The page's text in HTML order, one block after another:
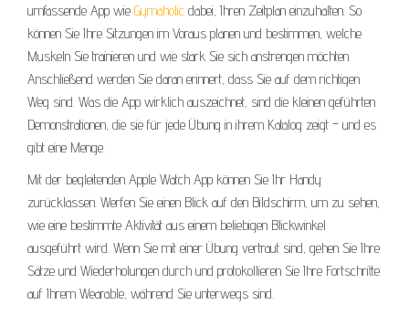
umfassende App wie Gymaholic dabei, Ihren Zeitplan einzuhalten. So
können Sie Ihre Sitzungen im Voraus planen und bestimmen, welche
Muskeln Sie trainieren und wie stark Sie sich anstrengen möchten.
Anschließend werden Sie daran erinnert, dass Sie auf dem richtigen
Weg sind. Was die App wirklich auszeichnet, sind die kleinen geführten
Demonstrationen, die sie für jede Übung in ihrem Katalog zeigt – und es
gibt eine Menge.
Mit der begleitenden Apple Watch App können Sie Ihr Handy
zurücklassen. Werfen Sie einen Blick auf den Bildschirm, um zu sehen,
wie eine bestimmte Aktivität aus einem beliebigen Blickwinkel
ausgeführt wird. Wenn Sie mit einer Übung vertraut sind, gehen Sie Ihre
Sätze und Wiederholungen durch und protokollieren Sie Ihre Fortschritte
auf Ihrem Wearable, während Sie unterwegs sind.